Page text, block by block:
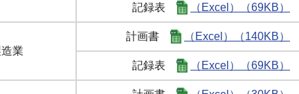
記録表 （Excel）（69KB）
業
計画書 （Excel）（140KB）
記録表 （Excel）（69KB）